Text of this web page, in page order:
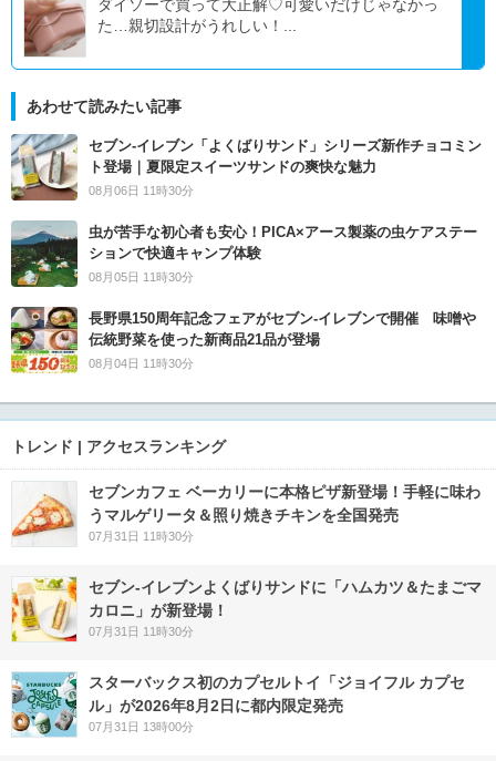
ダイソーで買って大正解♡可愛いだけじゃなかっ
た…親切設計がうれしい！...
あわせて読みたい記事
セブン‐イレブン「よくばりサンド」シリーズ新作チョコミン
ト登場｜夏限定スイーツサンドの爽快な魅力
08月06日 11時30分
虫が苦手な初心者も安心！PICA×アース製薬の虫ケアステー
ションで快適キャンプ体験
08月05日 11時30分
長野県150周年記念フェアがセブン-イレブンで開催 味噌や
伝統野菜を使った新商品21品が登場
08月04日 11時30分
トレンド | アクセスランキング
セブンカフェ ベーカリーに本格ピザ新登場！手軽に味わ
うマルゲリータ＆照り焼きチキンを全国発売
07月31日 11時30分
セブン‐イレブンよくばりサンドに「ハムカツ＆たまごマ
カロニ」が新登場！
07月31日 11時30分
スターバックス初のカプセルトイ「ジョイフル カプセ
ル」が2026年8月2日に都内限定発売
07月31日 13時00分